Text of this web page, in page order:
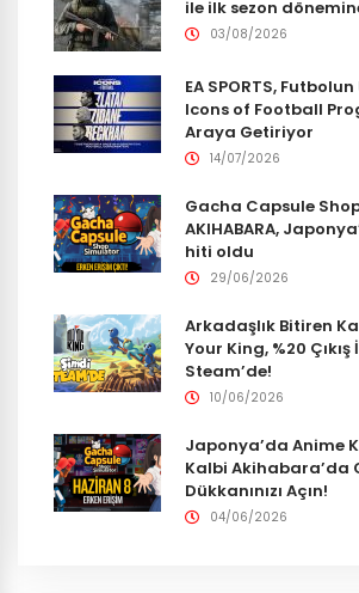
ile ilk sezon
03/08/2026
EA SPORTS,
Icons of Football
Araya Getiriyor
14/07/2026
Gacha Capsule
AKIHABARA,
hiti oldu
29/06/2026
Arkadaşlık Bitiren
Your King, %20
Steam’de!
10/06/2026
Japonya’da Anime
Kalbi Akihabara’da
Dükkanınızı Açın!
04/06/2026